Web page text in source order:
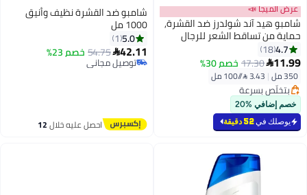
📣
آند شولدرز ضد القشرة,
الشعر للرجال
17.30 خصم 30%
%20
في52 دقيقة
شامبو ضد القشرة نظيف وأنيق
1000 مل
54.75خصم 23%
توصيل مجاني
احصل عليه خلال12
اغسطس